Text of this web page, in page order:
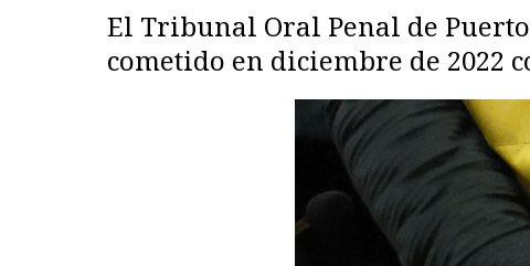
El Tribunal Oral Penal de
cometido en diciembre de 2022